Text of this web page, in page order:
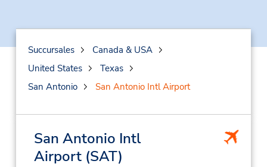
Succursales
Canada & USA
United States
Texas
San Antonio
San Antonio Intl Airport
San Antonio Intl
Airport(SAT)